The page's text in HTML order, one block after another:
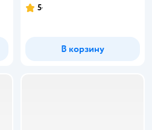
5
В корзину